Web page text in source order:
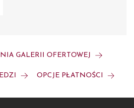
GALERII OFERTOWEJ
OPCJE PŁATNOŚCI